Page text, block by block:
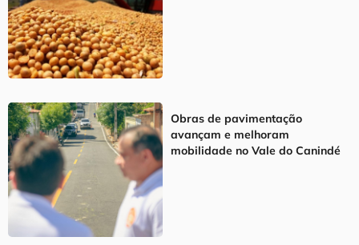
Obras de pavimentação
avançam e melhoram
mobilidade no Vale do Canindé